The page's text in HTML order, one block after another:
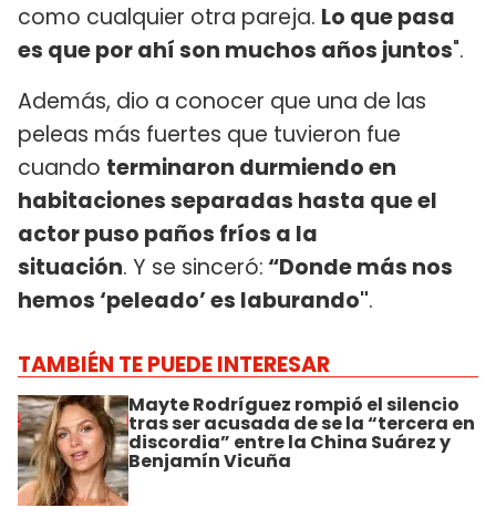
como cualquier otra pareja. Lo que pasa
es que por ahí son muchos años juntos".
Además, dio a conocer que una de las
peleas más fuertes que tuvieron fue
cuando terminaron durmiendo en
habitaciones separadas hasta que el
actor puso paños fríos a la
situación. Y se sinceró: “Donde más nos
hemos ‘peleado’ es laburando".
TAMBIÉN TE PUEDE INTERESAR
Mayte Rodríguez rompió el silencio
tras ser acusada de se la “tercera en
discordia” entre la China Suárez y
Benjamín Vicuña